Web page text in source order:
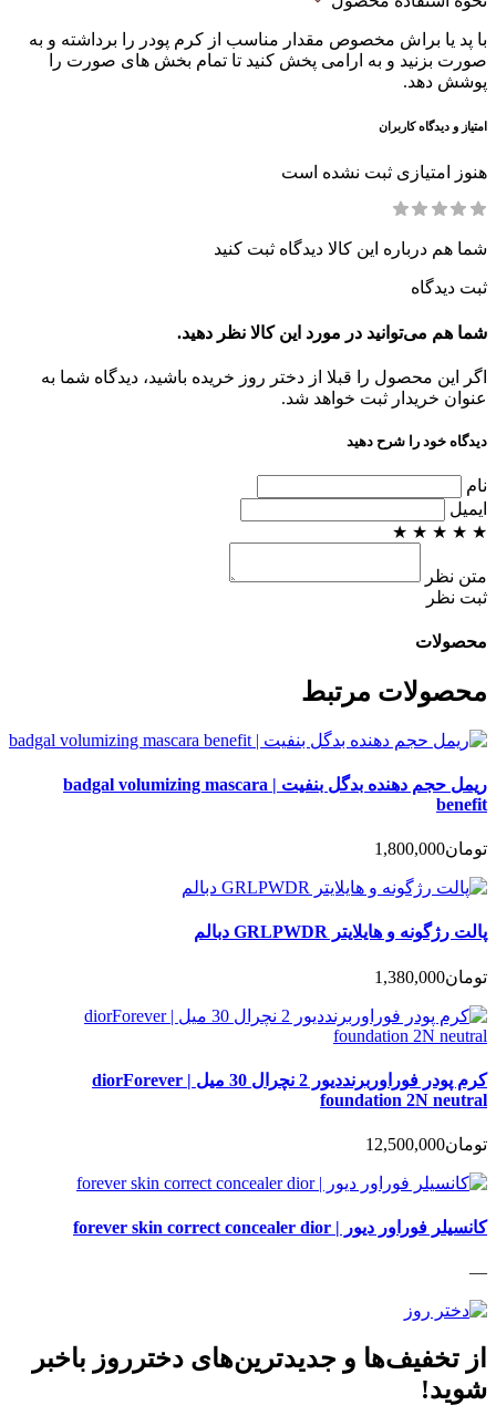
با پد یا براش مخصوص مقدار مناسب از کرم پودر را برداشته و به
صورت بزنید و به ارامی پخش کنید تا تمام بخش های صورت را
پوشش دهد.
امتیاز و دیدگاه کاربران
هنوز امتیازی ثبت نشده است
شما هم درباره این کالا دیدگاه ثبت کنید
ثبت دیدگاه
شما هم می‌توانید در مورد این کالا نظر دهید.
اگر این محصول را قبلا از دختر روز خریده باشید، دیدگاه شما به
عنوان خریدار ثبت خواهد شد.
دیدگاه خود را شرح دهید
نام
ایمیل
★
★
★
★
★
متن نظر
ثبت نظر
محصولات
محصولات مرتبط
ریمل حجم دهنده بدگل بنفیت | badgal volumizing mascara
benefit
تومان1,800,000
پالت رژگونه و هایلایتر GRLPWDR دبالم
تومان1,380,000
کرم پودر فوراوربرنددیور 2 نچرال 30 میل | diorForever
foundation 2N neutral
تومان12,500,000
کانسیلر فوراور دیور | forever skin correct concealer dior
—
از تخفیف‌ها و جدیدترین‌های دخترروز باخبر
شوید!